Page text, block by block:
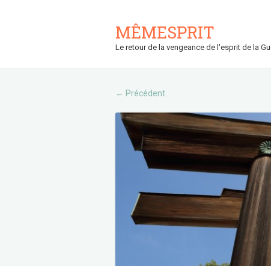
MÊMESPRIT
Le retour de la vengeance de l'esprit de la
← Précédent